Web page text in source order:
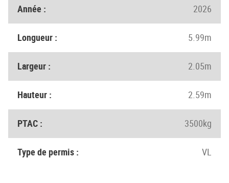
Année : 2026
Longueur : 5.99m
Largeur : 2.05m
Hauteur : 2.59m
PTAC : 3500kg
Type de permis : VL